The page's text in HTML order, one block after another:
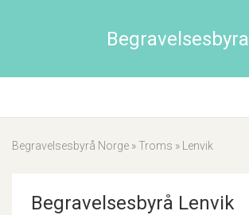
Begravelsesbyra
Begravelsesbyrå Norge »Troms » Lenvik
Begravelsesbyrå Lenvik